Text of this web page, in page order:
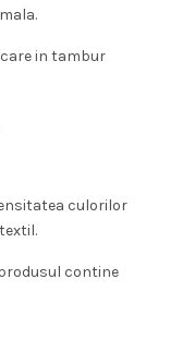
in tambur
culorilor
contine